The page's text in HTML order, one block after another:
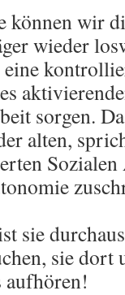
können wir
wieder
sorgen.
alten,
sie
sie dort
aufhören!